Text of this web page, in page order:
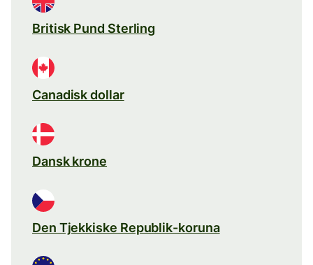
Britisk Pund Sterling
Canadisk dollar
Dansk krone
Den Tjekkiske Republik-koruna